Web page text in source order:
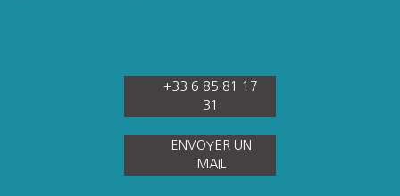
+33 6 85 81 17
31
ENVOYER UN
MAIL